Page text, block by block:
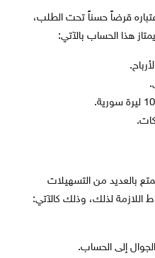
قرضاً حسناً تحت الطلب،
هذا الحساب بالآتي:
بالعديد من التسهيلات
اللازمة لذلك، وذلك كالآتي:
إلى الحساب.